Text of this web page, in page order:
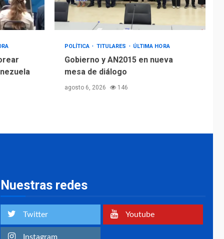
POLÍTICA TITULARES ÚLTIMA HORA
Gobierno y AN2015 en nueva
mesa de diálogo
agosto 6, 2026 146
Nuestras redes
Twitter Youtube
Instagram